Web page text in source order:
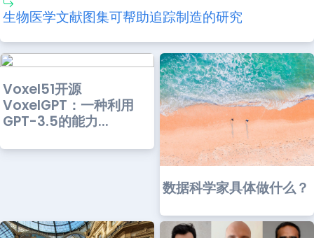
生物医学文献图集可帮助追踪制造的研究
Voxel51开源
VoxelGPT：一种利用
GPT-3.5的能力...
数据科学家具体做什么？